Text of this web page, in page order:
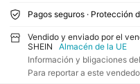
Pagos seguros · Protección
Vendido y enviado por el
SHEIN
Almacén de la UE
Información y bligaciones
Para reportar a este